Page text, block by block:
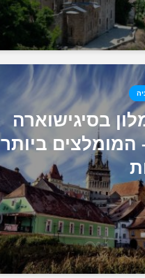
מלון בסיגישוארה
המומלצים ביותר